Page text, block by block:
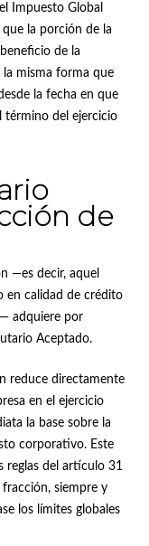
Impuesto Global
la porción de la
de la
la misma forma que
la fecha en que
término del ejercicio
de
—es decir, aquel
en calidad de crédito
adquiere por
Aceptado.
reduce directamente
en el ejercicio
la base sobre la
corporativo. Este
reglas del artículo 31
siempre y
los límites globales